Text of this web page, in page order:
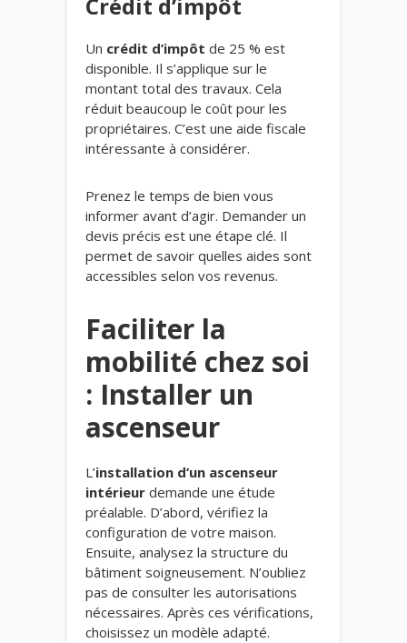
Crédit d’impôt
Un crédit d’impôt de 25 % est
disponible. Il s’applique sur le
montant total des travaux. Cela
réduit beaucoup le coût pour les
propriétaires. C’est une aide fiscale
intéressante à considérer.
Prenez le temps de bien vous
informer avant d’agir. Demander un
devis précis est une étape clé. Il
permet de savoir quelles aides sont
accessibles selon vos revenus.
Faciliter la
mobilité chez soi
: Installer un
ascenseur
L’installation d’un ascenseur
intérieur demande une étude
préalable. D’abord, vérifiez la
configuration de votre maison.
Ensuite, analysez la structure du
bâtiment soigneusement. N’oubliez
pas de consulter les autorisations
nécessaires. Après ces vérifications,
choisissez un modèle adapté.